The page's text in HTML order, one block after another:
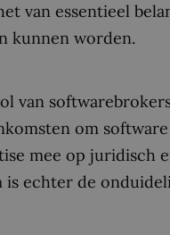
van essentieel
kunnen worden.
van
om
mee op juridisch
echter de